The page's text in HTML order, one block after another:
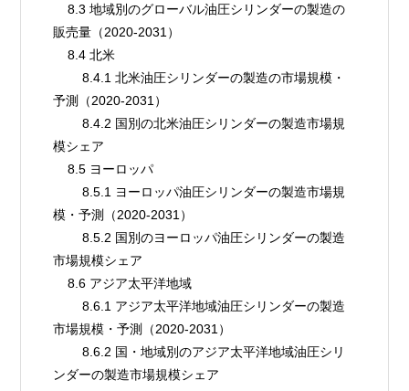
    8.3 地域別のグローバル油圧シリンダーの製造の
販売量（2020-2031）
    8.4 北米
        8.4.1 北米油圧シリンダーの製造の市場規模・
予測（2020-2031）
        8.4.2 国別の北米油圧シリンダーの製造市場規
模シェア
    8.5 ヨーロッパ
        8.5.1 ヨーロッパ油圧シリンダーの製造市場規
模・予測（2020-2031）
        8.5.2 国別のヨーロッパ油圧シリンダーの製造
市場規模シェア
    8.6 アジア太平洋地域
        8.6.1 アジア太平洋地域油圧シリンダーの製造
市場規模・予測（2020-2031）
        8.6.2 国・地域別のアジア太平洋地域油圧シリ
ンダーの製造市場規模シェア